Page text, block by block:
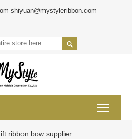
shiyuan@mystyleribbon.com

ribbon bow supplier